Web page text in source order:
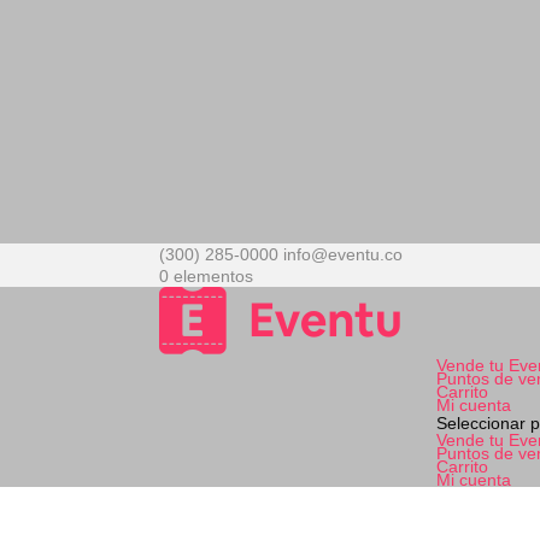
(300) 285-0000 info@eventu.co
0 elementos
Vende tu
Puntos de
Carrito
Mi cuenta
Seleccionar
Vende tu
Puntos de
Carrito
Mi cuenta